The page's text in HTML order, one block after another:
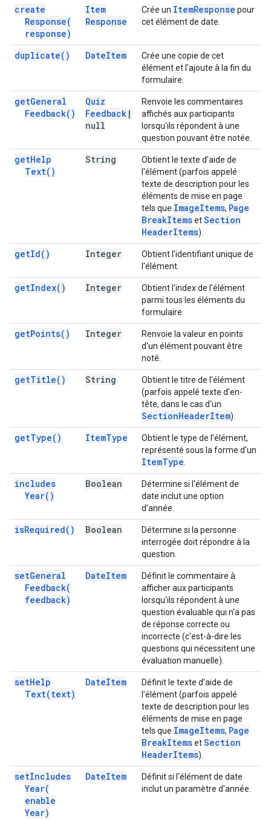
create
Response(
response)
Item
Response
Crée un ItemResponse pour
cet élément de date.
duplicate( ) DateItem
Crée une copie de cet
élément et l'ajoute à la fin du
formulaire.
getGeneral
Feedback( )
Quiz
Feedback |
null
Renvoie les commentaires
affichés aux participants
lorsqu'ils répondent à une
question pouvant être notée.
getHelp
Text( )
String
Obtient le texte d'aide de
l'élément (parfois appelé
texte de description pour les
éléments de mise en page
tels que ImageItems, Page
BreakItemsetSection
HeaderItems).
getId( ) Integer
Obtient l'identifiant unique de
l'élément.
getIndex( ) Integer
Obtient l'index de l'élément
parmi tous les éléments du
formulaire.
getPoints( ) Integer
Renvoie la valeur en points
d'un élément pouvant être
noté.
getTitle( ) String
Obtient le titre de l'élément
(parfois appelé texte d'en-
tête, dans le cas d'un
SectionHeaderItem).
getType( ) ItemType
Obtient le type de l'élément,
représenté sous la forme d'un
ItemType
includes
Year( )
Boolean
Détermine si l'élément de
date inclut une option
d'année.
isRequired( ) Boolean
Détermine si la personne
interrogée doit répondre à la
question.
setGeneral
Feedback(
feedback)
DateItem
Définit le commentaire à
afficher aux participants
lorsqu'ils répondent à une
question évaluable qui n'a pas
de réponse correcte ou
incorrecte (c'est-à-dire les
questions qui nécessitent une
évaluation manuelle).
setHelp
Text(text)
DateItem
Définit le texte d'aide de
l'élément (parfois appelé
texte de description pour les
éléments de mise en page
tels que ImageItems, Page
BreakItemsetSection
HeaderItems).
setIncludes
Year(
enable
Year)
DateItem
Définit si l'élément de date
inclut un paramètre d'année.